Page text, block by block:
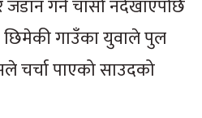
जडान गर्न चासो नदेखाएपछि
छिमेकी गाउँका युवाले पुल
चर्चा पाएको साउदको